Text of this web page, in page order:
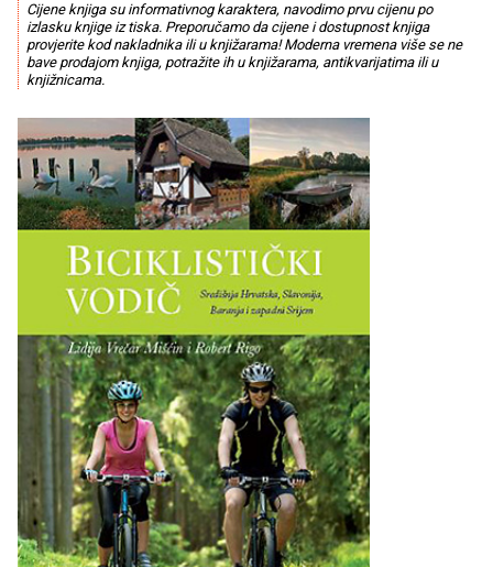
Cijene knjiga su informativnog karaktera, navodimo prvu cijenu po
izlasku knjige iz tiska. Preporučamo da cijene i dostupnost knjiga
provjerite kod nakladnika ili u knjižarama! Moderna vremena više se ne
bave prodajom knjiga, potražite ih u knjižarama, antikvarijatima ili u
knjižnicama.